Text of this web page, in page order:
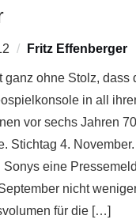
Fritz Effenberger
ganz ohne Stolz, dass
in all
vor sechs Jahren
Stichtag 4.
Sonys eine
nicht
für die […]